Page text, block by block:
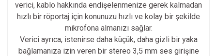
verici, kablo hakkında endişelenmenize gerek kalmadan
hızlı bir röportaj için konunuzu hızlı ve kolay bir şekilde
mikrofona almanızı sağlar.
Verici ayrıca, istenirse daha küçük, daha gizli bir yaka
bağlamanıza izin veren bir stereo 3,5 mm ses girişine